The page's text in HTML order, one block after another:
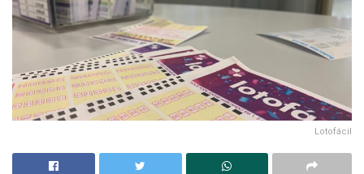
Lotofácil